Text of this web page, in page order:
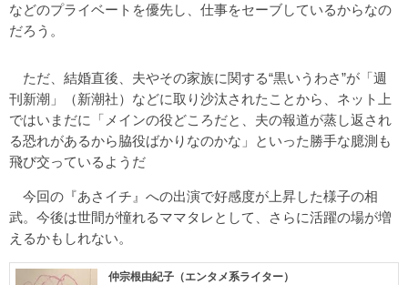
などのプライベートを優先し、仕事をセーブしているからなの
だろう。
ただ、結婚直後、夫やその家族に関する“黒いうわさ”が「週
刊新潮」（新潮社）などに取り沙汰されたことから、ネット上
ではいまだに「メインの役どころだと、夫の報道が蒸し返され
る恐れがあるから脇役ばかりなのかな」といった勝手な臆測も
飛び交っているようだ
今回の『あさイチ』への出演で好感度が上昇した様子の相
武。今後は世間が憧れるママタレとして、さらに活躍の場が増
えるかもしれない。
仲宗根由紀子（エンタメ系ライター）